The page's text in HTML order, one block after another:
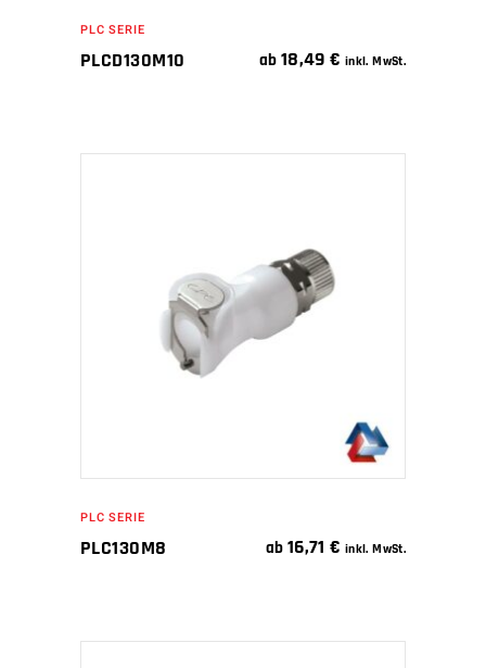
PLC SERIE
PLCD130M10 ab 18,49€ inkl. MwSt.
IN DEN WARENKORB
PLC SERIE
PLC130M8 ab 16,71€ inkl. MwSt.